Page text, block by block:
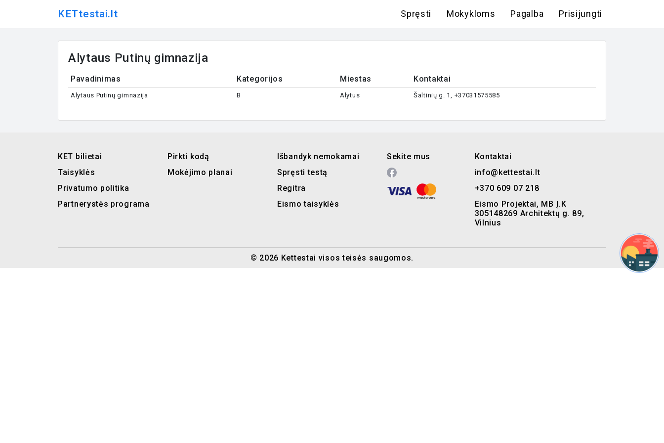
KETtestai.lt Spręsti Mokykloms Pagalba Prisijungti
Alytaus Putinų gimnazija
Pavadinimas Kategorijos Miestas Kontaktai
Alytaus Putinų gimnazija B Alytus Šaltinių g. 1, +37031575585
KET bilietai
Taisyklės
Privatumo politika
Partnerystės programa
Pirkti kodą
Mokėjimo planai
Išbandyk nemokamai
Spręsti testą
Regitra
Eismo taisyklės
Sekite mus
Kontaktai
info@kettestai.lt
+370 609 07 218
Eismo Projektai, MB Į.K
305148269 Architektų g. 89,
Vilnius
© 2026 Kettestai visos teisės saugomos.